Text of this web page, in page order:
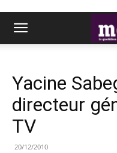
Yacine
directeur
TV
20/12/2010